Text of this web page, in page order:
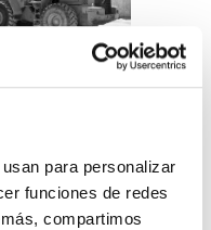
para personalizar
funciones de redes
compartimos